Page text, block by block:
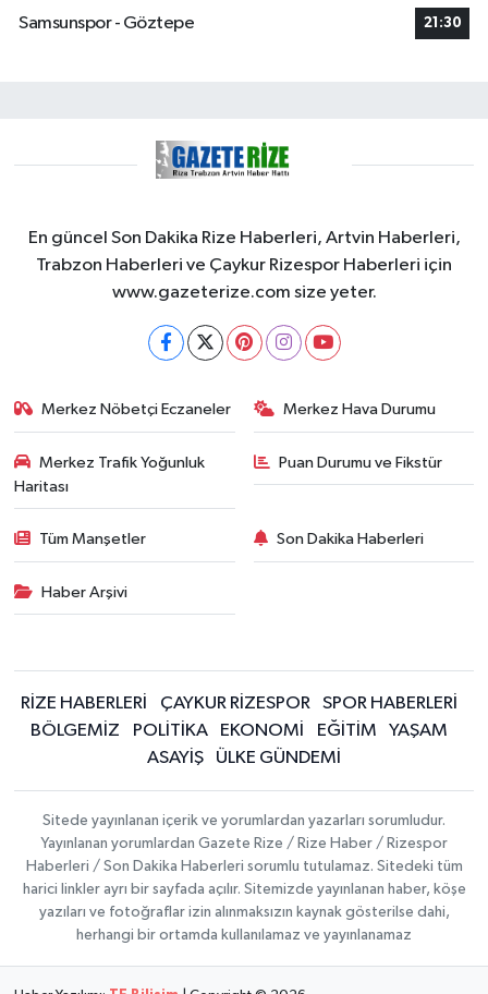
Samsunspor - Göztepe
21:30
En güncel Son Dakika Rize Haberleri, Artvin Haberleri,
Trabzon Haberleri ve Çaykur Rizespor Haberleri için
www.gazeterize.com size yeter.
Merkez Nöbetçi Eczaneler Merkez Hava Durumu
Merkez Trafik Yoğunluk
Haritası
Puan Durumu ve Fikstür
Tüm Manşetler Son Dakika Haberleri
Haber Arşivi
RİZE HABERLERİ ÇAYKUR RİZESPOR
SPOR HABERLERİ
BÖLGEMİZ
POLİTİKA EKONOMİ EĞİTİM
YAŞAM
ASAYİŞ
ÜLKE GÜNDEMİ
Sitede yayınlanan içerik ve yorumlardan yazarları sorumludur.
Yayınlanan yorumlardan Gazete Rize / Rize Haber / Rizespor
Haberleri / Son Dakika Haberleri sorumlu tutulamaz. Sitedeki tüm
harici linkler ayrı bir sayfada açılır. Sitemizde yayınlanan haber, köşe
yazıları ve fotoğraflar izin alınmaksızın kaynak gösterilse dahi,
herhangi bir ortamda kullanılamaz ve yayınlanamaz